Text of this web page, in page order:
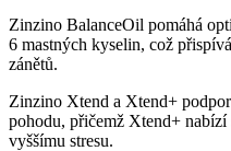
Zinzino BalanceOil pomáhá
6 mastných kyselin, což
zánětů.
Zinzino Xtend a Xtend+
pohodu, přičemž Xtend+
vyššímu stresu.